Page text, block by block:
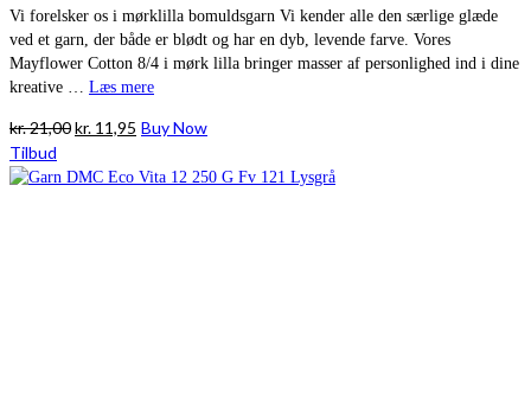
Vi forelsker os i mørklilla bomuldsgarn Vi kender alle den særlige glæde
ved et garn, der både er blødt og har en dyb, levende farve. Vores
Mayflower Cotton 8/4 i mørk lilla bringer masser af personlighed ind i dine
kreative … Læs mere
kr.21,00Den
pris
kr. 11,95 Den
pris
Buy Now
Tilbud